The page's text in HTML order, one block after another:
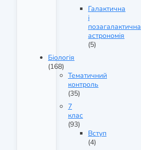
Галактична
і
позагалактична
астрономія
(5)
Біологія
(168)
Тематичний
контроль
(35)
7
клас
(93)
Вступ
(4)